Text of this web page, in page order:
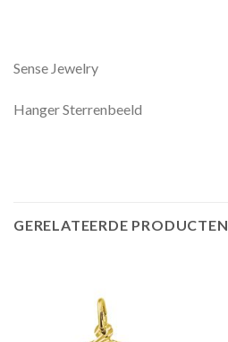
Sense Jewelry
Hanger Sterrenbeeld
GERELATEERDE PRODUCTEN